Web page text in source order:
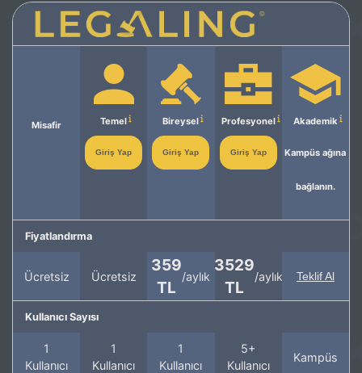
Misafir Temel
Giriş Yap
Bireysel
Giriş Yap
Profesyonel
Giriş Yap
Akademik
Kampüs ağına
bağlanın.
Fiyatlandırma
Ücretsiz Ücretsiz
359
TL
/aylık
3529
TL
/aylık Teklif Al
Kullanıcı Sayısı
1
Kullanıcı
1
Kullanıcı
1
Kullanıcı
5+
Kullanıcı
Kampüs